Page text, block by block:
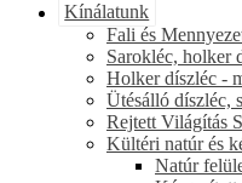
Kínálatunk
Fali és
Sarokléc, holker
Holker díszléc -
Ütésálló díszléc,
Rejtett Világítás
Kültéri natúr és
Natúr